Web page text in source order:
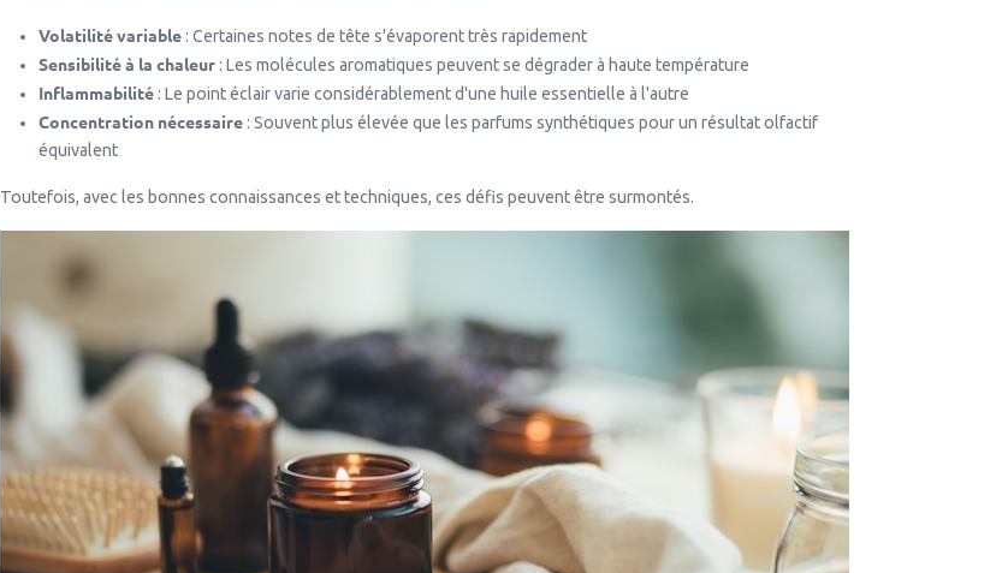
Volatilité variable : Certaines notes de tête s'évaporent très rapidement
Sensibilité à la chaleur : Les molécules aromatiques peuvent se dégrader à haute température
Inflammabilité : Le point éclair varie considérablement d'une huile essentielle à l'autre
Concentration nécessaire : Souvent plus élevée que les parfums synthétiques pour un résultat olfactif
équivalent
Toutefois, avec les bonnes connaissances et techniques, ces défis peuvent être surmontés.